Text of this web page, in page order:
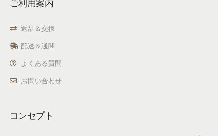
ご利用案内
返品＆交換
配送＆通関
よくある質問
お問い合わせ
コンセプト